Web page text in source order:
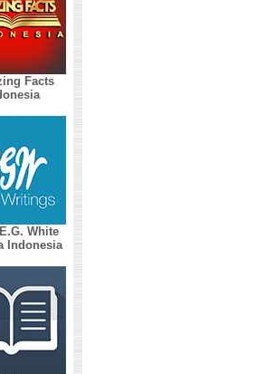
Facts
White
Indonesia